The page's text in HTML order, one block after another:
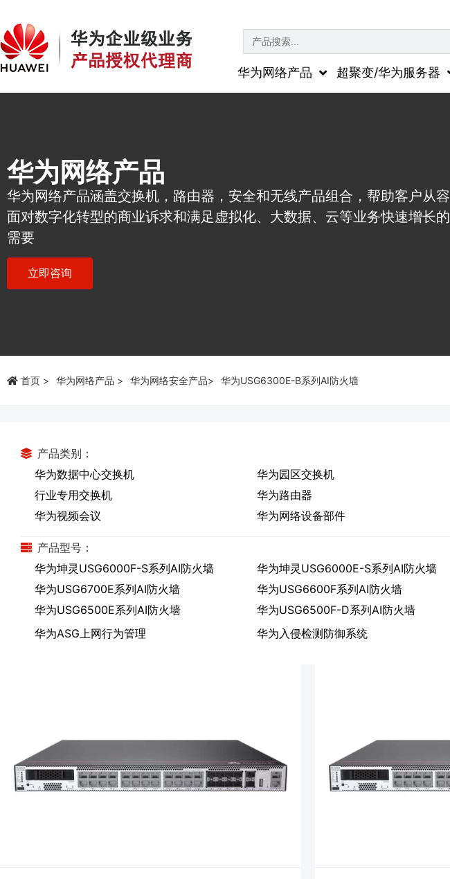
Search
for:
华为网络产品 超聚变/华为服务器
华为网络产品
华为网络产品涵盖交换机，路由器，安全和无线产品组合，帮助客户从容
面对数字化转型的商业诉求和满足虚拟化、大数据、云等业务快速增长的
需要
立即咨询
首页 华为网络产品 华为网络安全产品 华为USG6300E-B系列AI防火墙
产品类别：
华为数据中心交换机
华为园区交换机
行业专用交换机
华为路由器
华为视频会议
华为网络设备部件
产品型号：
华为坤灵USG6000F-S系列AI防火墙
华为坤灵USG6000E-S系列AI防火墙
华为USG6700E系列AI防火墙
华为USG6600F系列AI防火墙
华为USG6500E系列AI防火墙
华为USG6500F-D系列AI防火墙
华为ASG上网行为管理
华为入侵检测防御系统